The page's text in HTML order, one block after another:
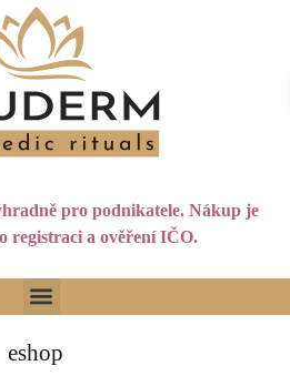
pro podnikatele. Nákup je
registraci a ověření IČO.
eshop